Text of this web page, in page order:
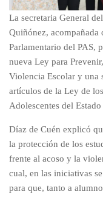
La secretaria General
Quiñónez,
Parlamentario del PAS,
nueva Ley para
Violencia Escolar y una
artículos de la Ley de
Adolescentes del
Díaz de Cuén explicó
la protección de los
frente al acoso y la
cual, en las iniciativas
para que, tanto a